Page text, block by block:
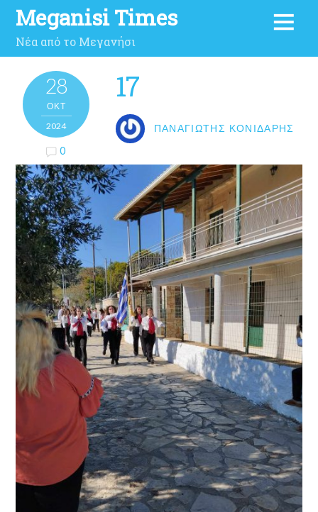
Meganisi Times
Νέα από το Μεγανήσι
28
ΟΚΤ
2024
0
17
ΠΑΝΑΓΙΏΤΗΣ ΚΟΝΙΔΆΡΗΣ